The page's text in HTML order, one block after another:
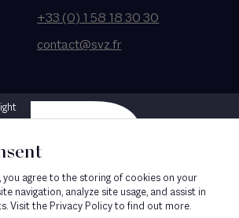
+33 (0) 1 58 18 30 30
contact@svz.fr
Designed by Bonhomme
you agree to the storing of cookies on your
navigation, analyze site usage, and assist in
Visit the Privacy Policy to find out more.